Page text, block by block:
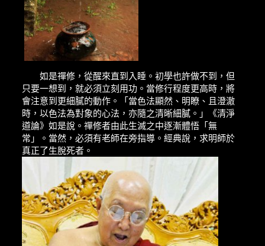
如是禪修，從醒來直到入睡。初學也許做不到，但
只要一想到，就必須立刻用功。當修行程度更高時，將
會注意到更細膩的動作。「當色法顯然、明瞭、且澄澈
時，以色法為對象的心法，亦隨之清晰細膩。」《清淨
道論》如是說。禪修者由此生滅之中逐漸體悟「無
常」。當然，必須有老師在旁指導。經典說，求明師於
真正了生脫死者。